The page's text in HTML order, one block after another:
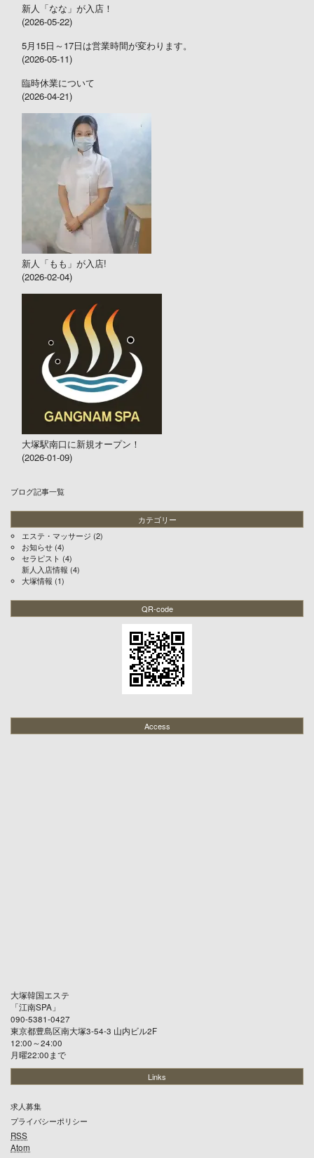
新人「なな」が入店！
(2026-05-22)
5月15日～17日は営業時間が変わります。
(2026-05-11)
臨時休業について
(2026-04-21)
新人「もも」が入店!
(2026-02-04)
大塚駅南口に新規オープン！
(2026-01-09)
ブログ記事一覧
カテゴリー
エステ・マッサージ (2)
お知らせ (4)
セラピスト (4)
新人入店情報 (4)
大塚情報 (1)
QR-code
Access
大塚韓国エステ
「江南SPA 」
090-5381-0427
東京都豊島区南大塚3-54-3 山内ビル2F
12:00～24:00
月曜22:00まで
Links
求人募集
プライバシーポリシー
RSS
Atom